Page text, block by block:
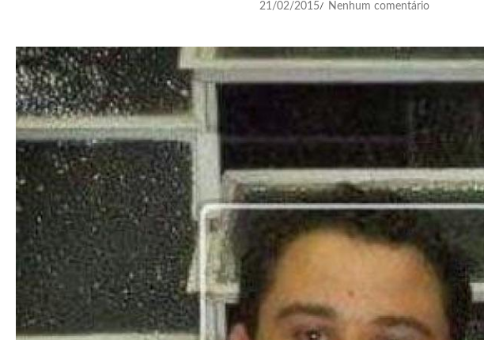
21/02/2015/ Nenhum comentário